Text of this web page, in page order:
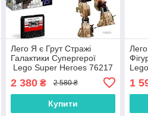
Лего Я є Грут Стражі
Галактики Супергерої
Lego Super Heroes 76217
2 380₴ 2 580 ₴
Купити
1